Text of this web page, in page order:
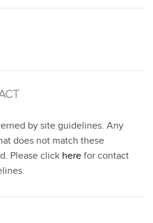
by site guidelines. Any
does not match these
Please click here for contact